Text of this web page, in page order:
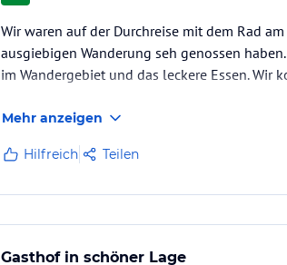
Wir waren auf der Durchreise mit dem Rad
ausgiebigen Wanderung seh genossen
im Wandergebiet und das leckere Essen. Wir
Mehr anzeigen
Hilfreich Teilen
Gasthof in schöner Lage